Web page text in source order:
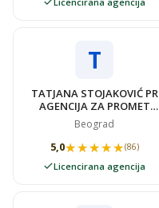
T
TATJANA STOJAKOVIĆ PR
AGENCIJA ZA PROMET
NEKRETNINAMA SUPER
STAN
Beograd
5,0★★★★★
★★★★★(86)
Licencirana agencija